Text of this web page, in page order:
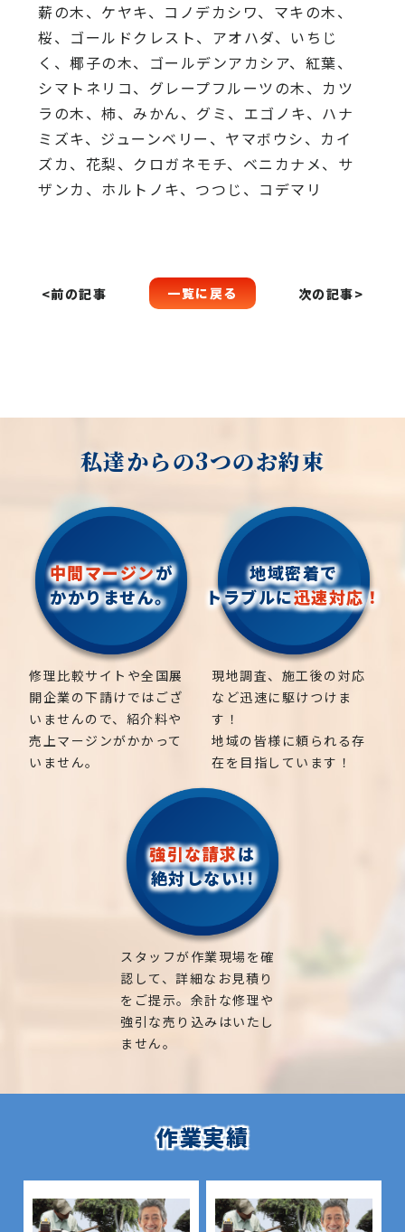
薪の木、ケヤキ、コノデカシワ、マキの木、
桜、 ゴールドクレスト、アオハダ、いちじ
く、椰子の木、 ゴールデンアカシア、紅葉、
シマトネリコ、 グレープフルーツの木、カツ
ラの木、柿、みかん、グミ、 エゴノキ、ハナ
ミズキ、ジューンベリー、ヤマボウシ、カイ
ズカ、 花梨、クロガネモチ、ベニカナメ、サ
ザンカ、ホルトノキ、 つつじ、コデマリ
<前の記事 一覧に戻る 次の記事>
私達からの3つのお約束
中間マージンが
かかりません。
修理比較サイトや全国展
開企業の下請けではござ
いませんので、紹介料や
売上マージンがかかって
いません。
地域密着で
トラブルに迅速対応！
現地調査、施工後の対応
など迅速に駆けつけま
す！
地域の皆様に頼られる存
在を目指しています！
強引な請求は
絶対しない!!
スタッフが作業現場を確
認して、詳細なお見積り
をご提示。余計な修理や
強引な売り込みはいたし
ません。
作業実績